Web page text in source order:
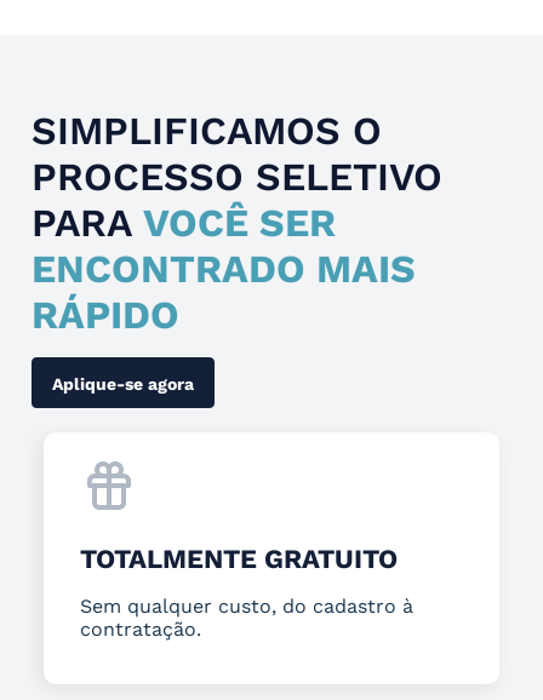
SIMPLIFICAMOS O
PROCESSO SELETIVO
PARA VOCÊ SER
ENCONTRADO MAIS
RÁPIDO
Aplique-se agora
TOTALMENTE GRATUITO
Sem qualquer custo, do cadastro à
contratação.